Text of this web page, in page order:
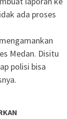
ada proses
Medan. Disitu
polisi bisa